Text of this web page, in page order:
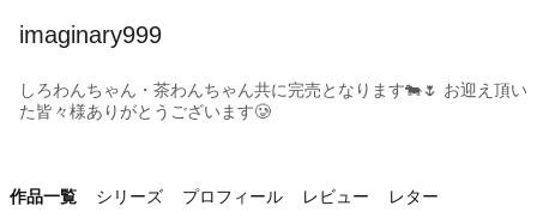
imaginary999
しろわんちゃん・茶わんちゃん共に完売となります🐄🌷 お迎え頂い
た皆々様ありがとうございます🥲
作品一覧 シリーズ プロフィール レビュー レター